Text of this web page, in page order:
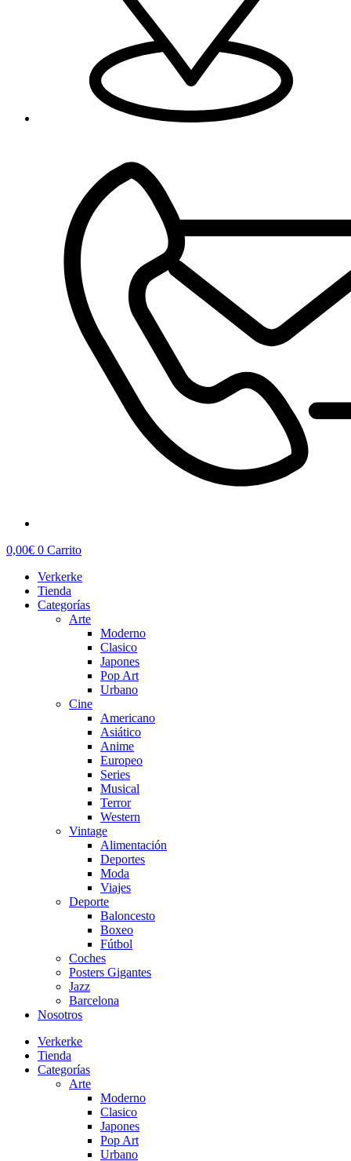
0,00€ 0 Carrito
Verkerke
Tienda
Categorías
Arte
Moderno
Clasico
Japones
Pop Art
Urbano
Cine
Americano
Asiático
Anime
Europeo
Series
Musical
Terror
Western
Vintage
Alimentación
Deportes
Moda
Viajes
Deporte
Baloncesto
Boxeo
Fútbol
Coches
Posters Gigantes
Jazz
Barcelona
Nosotros
Verkerke
Tienda
Categorías
Arte
Moderno
Clasico
Japones
Pop Art
Urbano